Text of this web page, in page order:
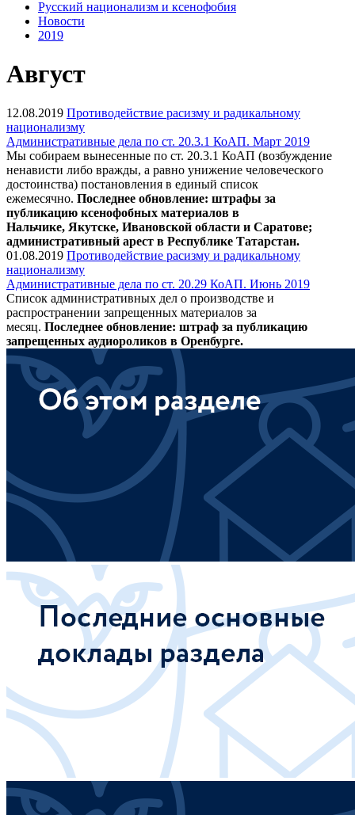
Русский национализм и ксенофобия
Новости
2019
Август
12.08.2019 Противодействие расизму и радикальному
национализму
Административные дела по ст. 20.3.1 КоАП. Март 2019
Мы собираем вынесенные по ст. 20.3.1 КоАП (возбуждение
ненависти либо вражды, а равно унижение человеческого
достоинства) постановления в единый список
ежемесячно. Последнее обновление: штрафы за
публикацию ксенофобных материалов в
Нальчике, Якутске, Ивановской области и Саратове;
административный арест в Республике Татарстан.
01.08.2019 Противодействие расизму и радикальному
национализму
Административные дела по ст. 20.29 КоАП. Июнь 2019
Список административных дел о производстве и
распространении запрещенных материалов за
месяц. Последнее обновление: штраф за публикацию
запрещенных аудиороликов в Оренбурге.